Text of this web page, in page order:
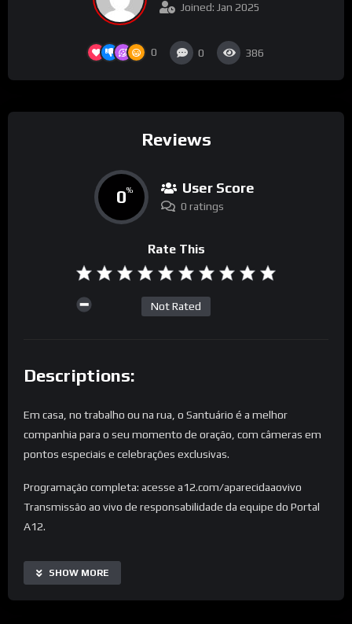
Joined: Jan 2025
0 0 386
Reviews
0% User Score
0 ratings
Rate This
Not Rated
Descriptions:
Em casa, no trabalho ou na rua, o Santuário é a melhor
companhia para o seu momento de oração, com câmeras em
pontos especiais e celebrações exclusivas.
Programação completa: acesse a12.com/aparecidaaovivo
Transmissão ao vivo de responsabilidade da equipe do Portal
A12.
Esta transmissão é protegida pela legislação brasileira sobre
direito autoral. Não é permitida a cópia ou reprodução dessa
transmissão (imagem, vídeo ou áudio) sem autorização
SHOW MORE